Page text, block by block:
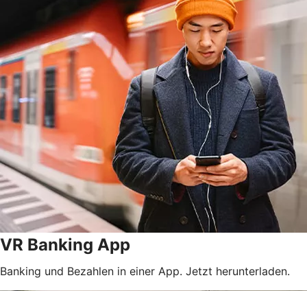
VR Banking App
Banking und Bezahlen in einer App. Jetzt herunterladen.